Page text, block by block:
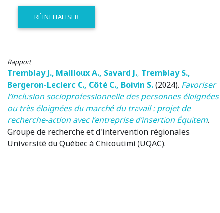
RÉINITIALISER
Rapport
Tremblay J., Mailloux A., Savard J., Tremblay S.,
Bergeron-Leclerc C., Côté C., Boivin S.(2024). Favoriser
l’inclusion socioprofessionnelle des personnes éloignées
ou très éloignées du marché du travail : projet de
recherche-action avec l’entreprise d’insertion Équitem.
Groupe de recherche et d'intervention régionales
Université du Québec à Chicoutimi (UQAC).